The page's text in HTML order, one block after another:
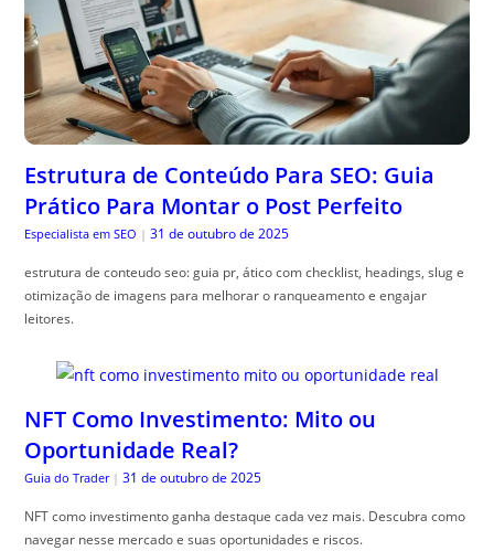
Estrutura de Conteúdo Para SEO: Guia
Prático Para Montar o Post Perfeito
Especialista em SEO | 31 de outubro de 2025
estrutura de conteudo seo: guia pr, ático com checklist, headings, slug e
otimização de imagens para melhorar o ranqueamento e engajar
leitores.
NFT Como Investimento: Mito ou
Oportunidade Real?
Guia do Trader | 31 de outubro de 2025
NFT como investimento ganha destaque cada vez mais. Descubra como
navegar nesse mercado e suas oportunidades e riscos.